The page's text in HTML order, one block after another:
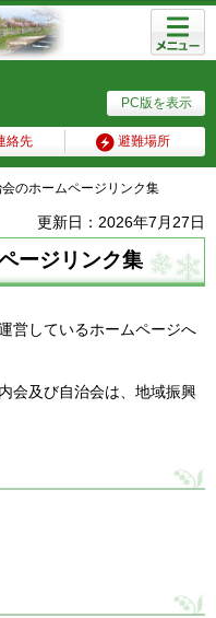
PC版を表示
絡先 避難場所
メニュ
ー
のホームページリンク集
更新日：2026年7月27日
ージリンク集
営しているホームページへ
会及び自治会は、地域振興